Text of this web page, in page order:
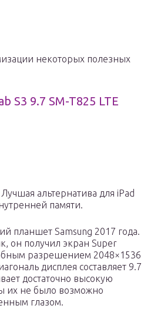
некоторых полезных
S3 9.7 SM-T825 LTE
альтернатива для iPad
памяти.
планшет Samsung 2017 года.
он получил экран Super
разрешением 2048×1536
дисплея составляет 9.7
достаточно высокую
их не было возможно
глазом.